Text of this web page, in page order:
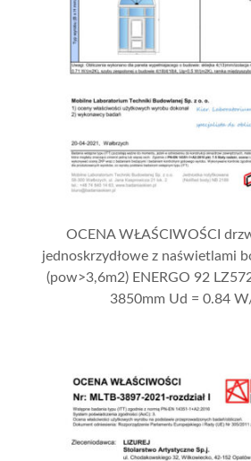
OCENA WŁAŚCIWOŚCI
jednoskrzydłowe z naświetlami
(pow>3,6m2) ENERGO 92
3850mm Ud = 0.84